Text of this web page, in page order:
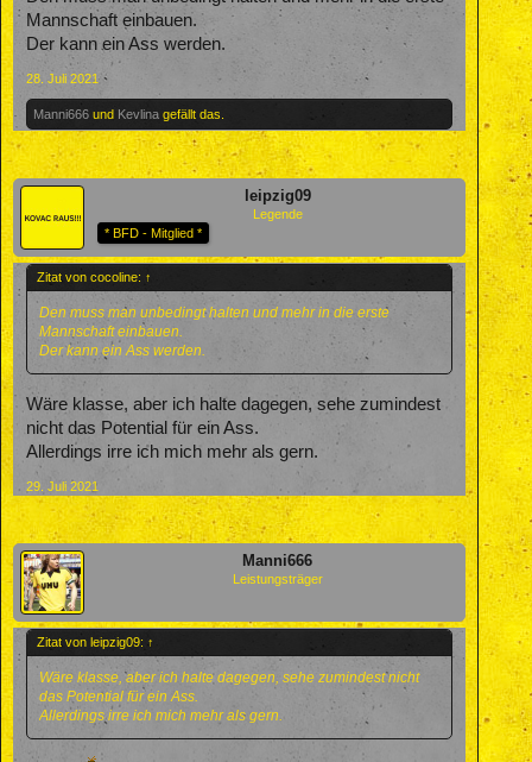
Mannschaft einbauen.
Der kann ein Ass werden.
28. Juli 2021
Manni666 und Kevlina gefällt das.
leipzig09
Legende
* BFD - Mitglied *
Zitat von cocoline: ↑
Den muss man unbedingt halten und mehr in die erste
Mannschaft einbauen.
Der kann ein Ass werden.
Wäre klasse, aber ich halte dagegen, sehe zumindest
nicht das Potential für ein Ass.
Allerdings irre ich mich mehr als gern.
29. Juli 2021
Manni666
Leistungsträger
Zitat von leipzig09: ↑
Wäre klasse, aber ich halte dagegen, sehe zumindest nicht
das Potential für ein Ass.
Allerdings irre ich mich mehr als gern.